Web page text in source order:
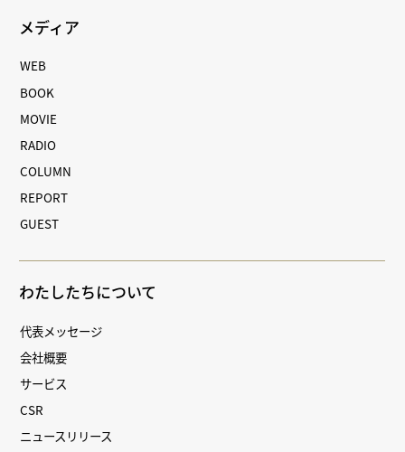
メディア
WEB
BOOK
MOVIE
RADIO
COLUMN
REPORT
GUEST
わたしたちについて
代表メッセージ
会社概要
サービス
CSR
ニュースリリース